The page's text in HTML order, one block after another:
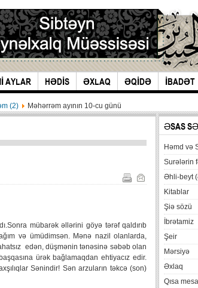
AYLAR HƏDİS ƏXLAQ ƏQİDƏ İBADƏT
(2) Məhərrəm ayının 10-cu günü
mübarək əllərini göyə tərəf qaldırıb
və ümüdimsən. Mənə nazil olanlarda,
edən, düşmənin tənəsinə səbəb olan
ürək bağlamaqdan ehtiyacız edir.
Sənindir! Sən arzuların təkcə (son)
ƏSAS
Həmd və
Surələrin
Əhli-beyt
Kitablar
Şiə sözü
İbrətamiz
Şeir
Mərsiyə
Əxlaq
Qısa